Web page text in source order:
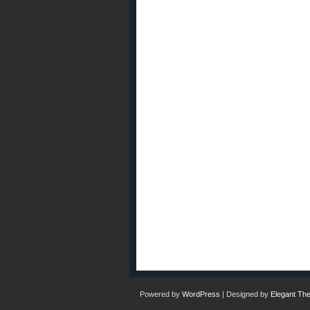
Powered by WordPress | Designed by Elegant